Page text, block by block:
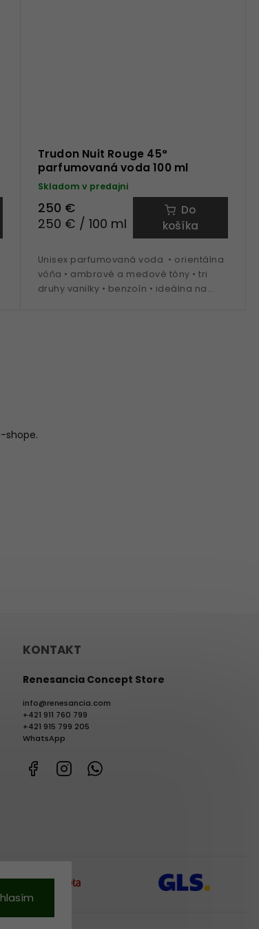
Trudon Nuit Rouge 45°
parfumovaná voda 100 ml
Skladom v predajni
250 €
250 € / 100 ml
Do
košíka
Unisex parfumovaná voda • orientálna
vôňa • ambrové a medové tóny • tri
druhy vanilky • benzoín • ideálna na
shope.
KONTAKT
Renesancia Concept Store
info@renesancia.com
+421 911 760 799
+421 915 799 205
WhatsApp
FacebookInstagram